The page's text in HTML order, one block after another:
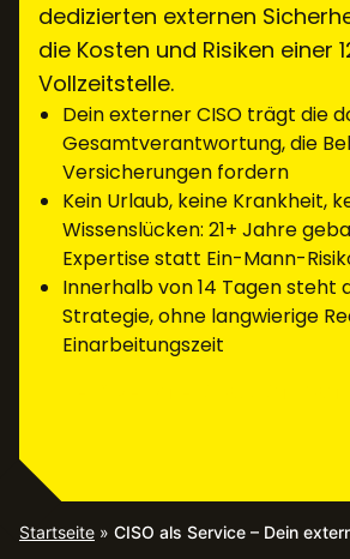
dedizierten externen
die Kosten und Risiken einer
Vollzeitstelle.
Dein externer CISO trägt die
Gesamtverantwortung, die
Versicherungen fordern
Kein Urlaub, keine Krankheit,
Wissenslücken: 21+ Jahre
Expertise statt Ein-Mann-
Innerhalb von 14 Tagen steht
Strategie, ohne langwierige
Einarbeitungszeit
Startseite » CISO als Service – Dein